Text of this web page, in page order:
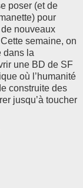
poser (et de
pour
nouveaux
semaine, on
dans la
une BD de SF
où l’humanité
construite des
jusqu’à toucher